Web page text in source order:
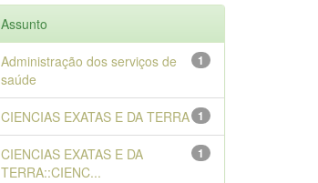
Assunto
1
Administração dos serviços de
saúde
1
CIENCIAS EXATAS E DA TERRA
1
CIENCIAS EXATAS E DA
TERRA::CIENC...